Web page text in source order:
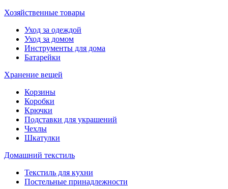
Хозяйственные товары
Уход за одеждой
Уход за домом
Инструменты для дома
Батарейки
Хранение вещей
Корзины
Коробки
Крючки
Подставки для украшений
Чехлы
Шкатулки
Домашний текстиль
Текстиль для кухни
Постельные принадлежности